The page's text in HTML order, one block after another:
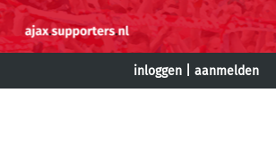
inloggen aanmelden